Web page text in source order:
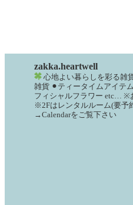
zakka.heartwell
心地よい暮らしを彩る雑
雑貨 ⚫︎ティータイムアイテム
フィシャルフラワー etc… ※
※2Fはレンタルルーム(要予
→Calendarをご覧下さい